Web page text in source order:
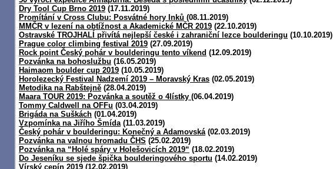
Dry Tool Cup Brno 2019 (17.11.2019)
Promítání v Cross Clubu: Posvátné hory Inků (08.11.2019)
MMČR v lezení na obtížnost a Akademické MČR 2019 (22.10.2019)
Ostravské TROJHALÍ přivítá nejlepší české i zahraniční lezce boulderingu (10.10.2019)
Prague color climbing festival 2019 (27.09.2019)
Rock point Český pohár v boulderingu tento víkend (12.09.2019)
Pozvánka na bohoslužbu (16.05.2019)
Haimaom boulder cup 2019 (10.05.2019)
Horolezecký Festival Nadzemí 2019 – Moravský Kras (02.05.2019)
Metodika na Rabštejně (28.04.2019)
Maara TOUR 2019: Pozvánka a soutěž o 4lístky (06.04.2019)
Tommy Caldwell na OFFu (03.04.2019)
Brigáda na Suškách (01.04.2019)
Vzpomínka na Jiřího Šmída(11.03.2019)
Český pohár v boulderingu: Konečný a Adamovská(02.03.2019)
Pozvánka na valnou hromadu ČHS (25.02.2019)
Pozvánka na “Holé spáry v Holešovicích 2019“ (18.02.2019)
Do Jeseníku se sjede špička boulderingového sportu (14.02.2019)
Vírský cepín 2019 (12.02.2019)